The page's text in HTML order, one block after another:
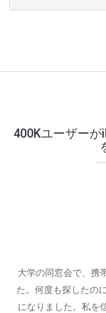
400Kユーザー
大学の同窓会で、携
た。何度も探したの
になりました。私を